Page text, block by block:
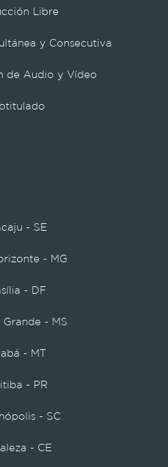
Libre
y Consecutiva
de Audio y Vídeo
- SE
- MG
- DF
Grande - MS
- MT
- PR
- SC
- CE